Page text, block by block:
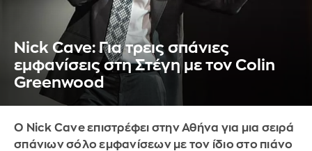
Nick Cave: Για τρεις σπάνιες
εμφανίσεις στη Στέγη με τον Colin
Greenwood
Ο Nick Cave επιστρέφει στην Αθήνα για μια σειρά
σπάνιων σόλο εμφανίσεων με τον ίδιο στο πιάνο